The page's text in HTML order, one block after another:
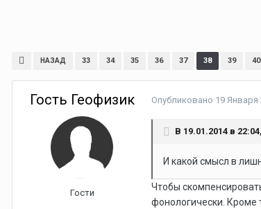
НАЗАД 33 34 35 36 37 38 39 40
Гость Геофизик
Гости
Опубликовано 19 Января
В 19.01.2014 в
И какой смысл в
Чтобы
фонологически. Кроме